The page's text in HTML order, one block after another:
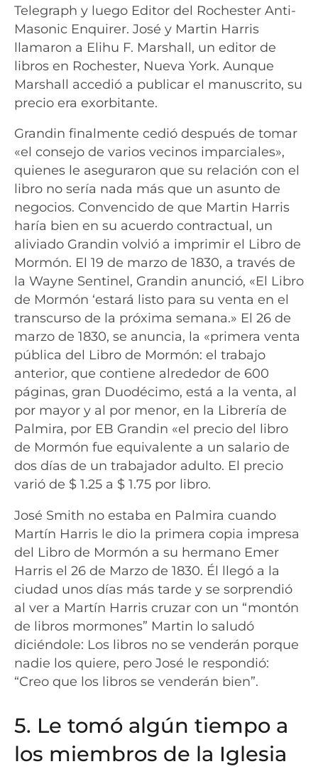
Telegraph y luego Editor del Rochester Anti-
Masonic Enquirer. José y Martin Harris
llamaron a Elihu F. Marshall, un editor de
libros en Rochester, Nueva York. Aunque
Marshall accedió a publicar el manuscrito, su
precio era exorbitante.
Grandin finalmente cedió después de tomar
«el consejo de varios vecinos imparciales»,
quienes le aseguraron que su relación con el
libro no sería nada más que un asunto de
negocios. Convencido de que Martin Harris
haría bien en su acuerdo contractual, un
aliviado Grandin volvió a imprimir el Libro de
Mormón. El 19 de marzo de 1830, a través de
la Wayne Sentinel, Grandin anunció, «El Libro
de Mormón ‘estará listo para su venta en el
transcurso de la próxima semana.» El 26 de
marzo de 1830, se anuncia, la «primera venta
pública del Libro de Mormón: el trabajo
anterior, que contiene alrededor de 600
páginas, gran Duodécimo, está a la venta, al
por mayor y al por menor, en la Librería de
Palmira, por EB Grandin «el precio del libro
de Mormón fue equivalente a un salario de
dos días de un trabajador adulto. El precio
varió de $ 1.25 a $ 1.75 por libro.
José Smith no estaba en Palmira cuando
Martín Harris le dio la primera copia impresa
del Libro de Mormón a su hermano Emer
Harris el 26 de Marzo de 1830. Él llegó a la
ciudad unos días más tarde y se sorprendió
al ver a Martín Harris cruzar con un “montón
de libros mormones” Martin lo saludó
diciéndole: Los libros no se venderán porque
nadie los quiere, pero José le respondió:
“Creo que los libros se venderán bien”.
5. Le tomó algún tiempo a
los miembros de la Iglesia